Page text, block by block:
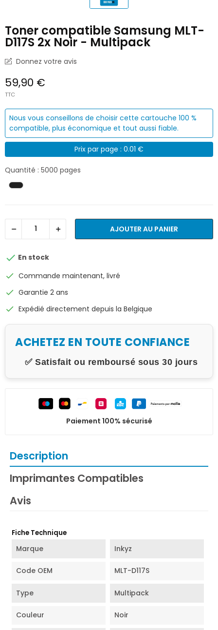
Toner compatible Samsung MLT-
D117S 2x Noir - Multipack
Donnez votre avis
59,90 €
TTC
Nous vous conseillons de choisir cette cartouche 100 %
compatible, plus économique et tout aussi fiable.
Prix par page : 0.01 €
Quantité : 5000 pages
AJOUTER AU PANIER
 En stock
check Commande maintenant, livré
check Garantie 2 ans
check Expédié directement depuis la Belgique
ACHETEZ EN TOUTE CONFIANCE
✅ Satisfait ou remboursé sous 30 jours
Paiement 100% sécurisé
Description
Imprimantes Compatibles
Avis
Fiche Technique
Marque Inkyz
Code OEM MLT-D117S
Type Multipack
Couleur Noir